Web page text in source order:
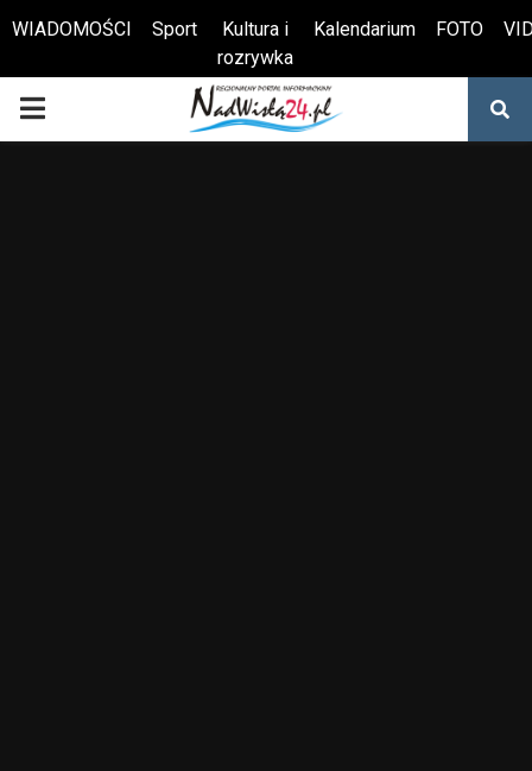
Otwórz pasek narzędzi
WIADOMOŚCI Sport
Kultura i
rozrywka
Kalendarium FOTO
PRIMARY